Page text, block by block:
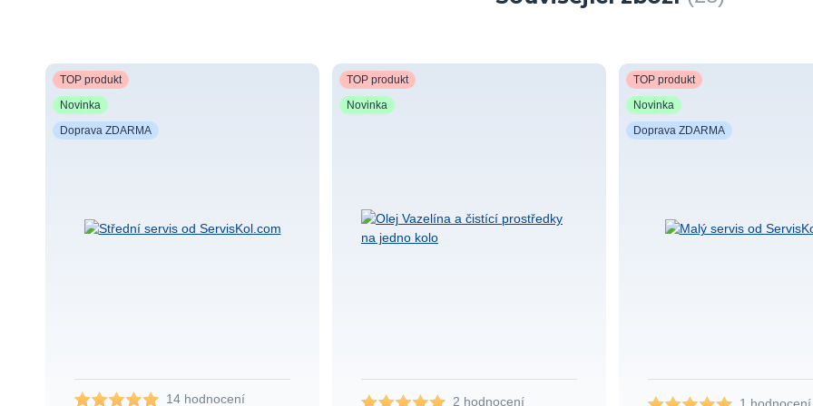
TOP produkt
Novinka
Doprava ZDARMA
14 hodnocení
TOP produkt
Novinka
2 hodnocení
TOP produkt
Novinka
Doprava ZDARMA